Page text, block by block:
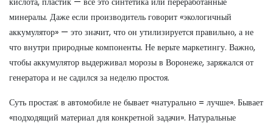
минералы. Даже если производитель говорит «экологичный
аккумулятор» — это значит, что он утилизируется правильно, а не
что внутри природные компоненты. Не верьте маркетингу. Важно,
чтобы аккумулятор выдерживал морозы в Воронеже, заряжался от
генератора и не садился за неделю простоя.
Суть простая: в автомобиле не бывает «натурально = лучше». Бывает
«подходящий материал для конкретной задачи». Натуральные